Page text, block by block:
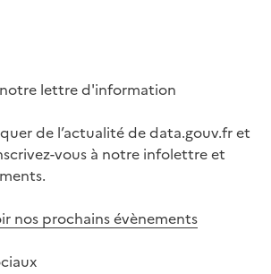
lettre d'information
de l’actualité de data.gouv.fr et
vous à notre infolettre et
nos prochains évènements